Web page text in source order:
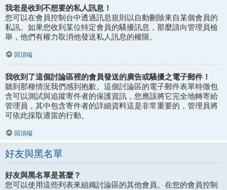
我老是收到不想要的私人訊息！
您可以在會員控制台中透過訊息規則以自動刪除來自某個會員的
私訊。如果您收到某位特定會員的騷擾訊息，那麼請向管理員檢
舉，他們有權力取消他發送私人訊息的權限。
回頂端
我收到了這個討論區裡的會員發送的廣告或騷擾之電子郵件！
聽到那種情況我們感到抱歉。這個討論區的電子郵件表單特徵包
含可以測試與追蹤寄件者的保護資訊，您應該將它完全地轉寄給
管理員，其中包含寄件者的詳細資料這是非常重要的，管理員將
可依此採取適當的行動。
回頂端
好友與黑名單
好友與黑名單是甚麼？
您可以使用這些列表來組織討論區的其他會員。在您的會員控制